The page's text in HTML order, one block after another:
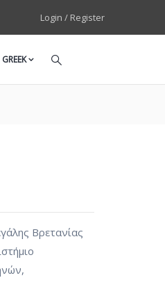
Login / Register
GREEK
Βρετανίας